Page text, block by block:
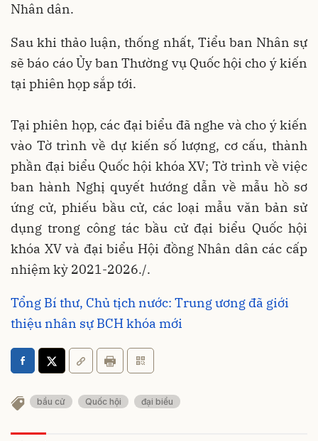
Nhân dân.
Sau khi thảo luận, thống nhất, Tiểu ban Nhân sự
sẽ báo cáo Ủy ban Thường vụ Quốc hội cho ý kiến
tại phiên họp sắp tới.
Tại phiên họp, các đại biểu đã nghe và cho ý kiến
vào Tờ trình về dự kiến số lượng, cơ cấu, thành
phần đại biểu Quốc hội khóa XV; Tờ trình về việc
ban hành Nghị quyết hướng dẫn về mẫu hồ sơ
ứng cử, phiếu bầu cử, các loại mẫu văn bản sử
dụng trong công tác bầu cử đại biểu Quốc hội
khóa XV và đại biểu Hội đồng Nhân dân các cấp
nhiệm kỳ 2021-2026./.
Tổng Bí thư, Chủ tịch nước: Trung ương đã giới
thiệu nhân sự BCH khóa mới
bầu cử Quốc hội đại biểu